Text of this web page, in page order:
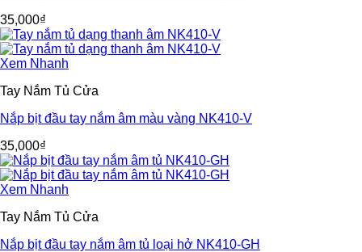
35,000₫
Xem Nhanh
Tay Nắm Tủ Cửa
Nắp bịt đầu tay nắm âm màu vàng NK410-V
35,000₫
Xem Nhanh
Tay Nắm Tủ Cửa
Nắp bịt đầu tay nắm âm tủ loại hở NK410-GH